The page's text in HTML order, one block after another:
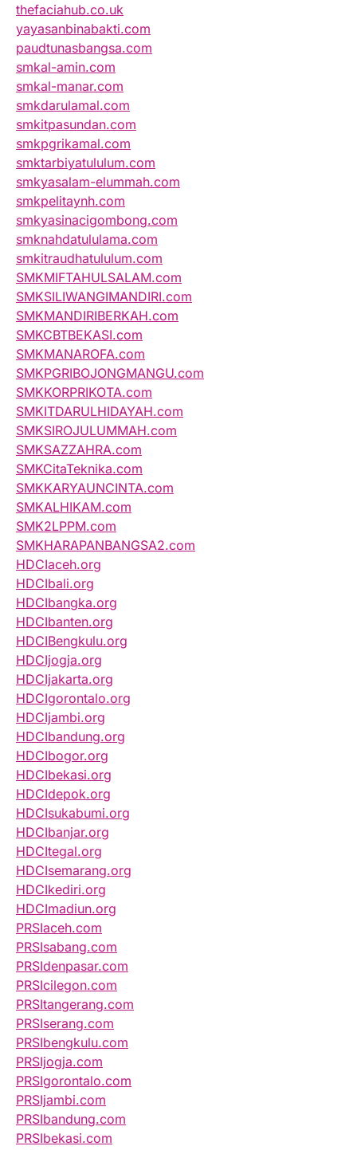
thefaciahub.co.uk
yayasanbinabakti.com
paudtunasbangsa.com
smkal-amin.com
smkal-manar.com
smkdarulamal.com
smkitpasundan.com
smkpgrikamal.com
smktarbiyatululum.com
smkyasalam-elummah.com
smkpelitaynh.com
smkyasinacigombong.com
smknahdatululama.com
smkitraudhatululum.com
SMKMIFTAHULSALAM.com
SMKSILIWANGIMANDIRI.com
SMKMANDIRIBERKAH.com
SMKCBTBEKASI.com
SMKMANAROFA.com
SMKPGRIBOJONGMANGU.com
SMKKORPRIKOTA.com
SMKITDARULHIDAYAH.com
SMKSIROJULUMMAH.com
SMKSAZZAHRA.com
SMKCitaTeknika.com
SMKKARYAUNCINTA.com
SMKALHIKAM.com
SMK2LPPM.com
SMKHARAPANBANGSA2.com
HDCIaceh.org
HDCIbali.org
HDCIbangka.org
HDCIbanten.org
HDCIBengkulu.org
HDCIjogja.org
HDCIjakarta.org
HDCIgorontalo.org
HDCIjambi.org
HDCIbandung.org
HDCIbogor.org
HDCIbekasi.org
HDCIdepok.org
HDCIsukabumi.org
HDCIbanjar.org
HDCItegal.org
HDCIsemarang.org
HDCIkediri.org
HDCImadiun.org
PRSIaceh.com
PRSIsabang.com
PRSIdenpasar.com
PRSIcilegon.com
PRSItangerang.com
PRSIserang.com
PRSIbengkulu.com
PRSIjogja.com
PRSIgorontalo.com
PRSIjambi.com
PRSIbandung.com
PRSIbekasi.com